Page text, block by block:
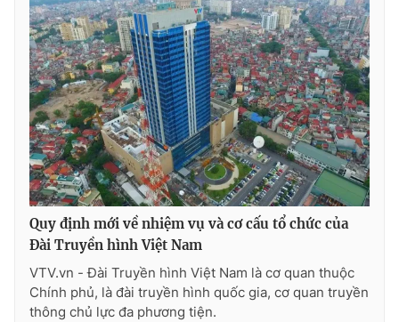
Quy định mới về nhiệm vụ và cơ cấu tổ chức của
Đài Truyền hình Việt Nam
VTV.vn - Đài Truyền hình Việt Nam là cơ quan thuộc
Chính phủ, là đài truyền hình quốc gia, cơ quan truyền
thông chủ lực đa phương tiện.